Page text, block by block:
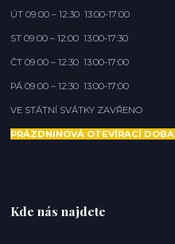
ÚT 09:00 – 12:30 13:00-17:00
ST 09:00 – 12:00 13:00-17:30
ČT 09:00 – 12:30 13:00-17:00
PÁ 09:00 – 12:30 13:00-17:00
VE STÁTNÍ SVÁTKY ZAVŘENO
PRÁZDNINOVÁ OTEVÍRACÍ DOBA
Kde nás najdete